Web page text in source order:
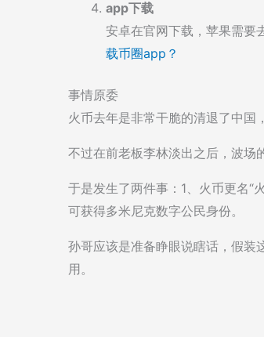
app下载
安卓在官网下载，苹果需要
载币圈app？
事情原委
火币去年是非常干脆的清退了中国
不过在前老板李林淡出之后，波场
于是发生了两件事：1、火币更名“
可获得多米尼克数字公民身份。
孙哥应该是准备睁眼说瞎话，假装
用。